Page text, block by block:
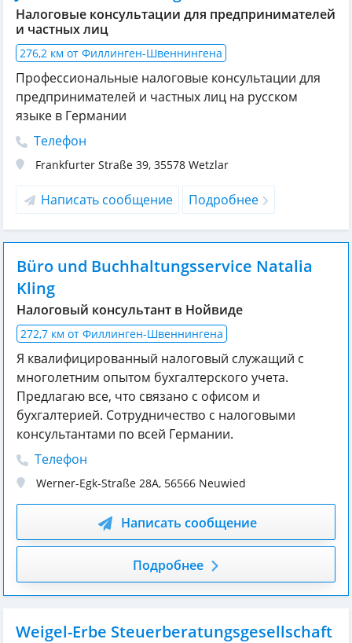
Налоговые консультации для предпринимателей
и частных лиц
276,2 км от Филлинген-Швеннингена
Профессиональные налоговые консультации для
предпринимателей и частных лиц на русском
языке в Германии
Телефон
Frankfurter Straße 39, 35578 Wetzlar
Написать сообщение Подробнее
Büro und Buchhaltungsservice Natalia
Kling
Налоговый консультант в Нойвиде
272,7 км от Филлинген-Швеннингена
Я квалифицированный налоговый служащий с
многолетним опытом бухгалтерского учета.
Предлагаю все, что связано с офисом и
бухгалтерией. Сотрудничество с налоговыми
консультантами по всей Германии.
Телефон
Werner-Egk-Straße 28A, 56566 Neuwied
Написать сообщение
Подробнее
Weigel-Erbe Steuerberatungsgesellschaft